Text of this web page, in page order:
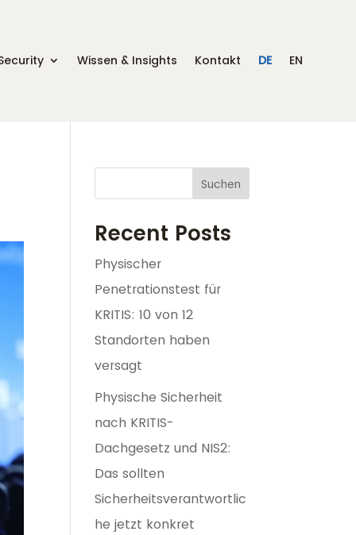
Wissen & Insights Kontakt DE EN
Suchen
Recent Posts
Physischer
Penetrationstest für
KRITIS: 10 von 12
Standorten haben
versagt
Physische Sicherheit
nach KRITIS-
Dachgesetz und NIS2:
Das sollten
Sicherheitsverantwortlic
he jetzt konkret